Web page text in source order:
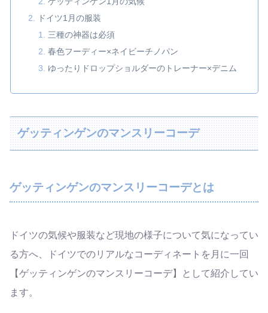
ドイツ1月の服装
三種の神器は必須
春色フーディー×ネイビーチノパン
ゆったりドロップショルダーのトレーナー×デニム
ゲッティンゲンのマンスリーコーデ
ゲッティンゲンのマンスリーコーデとは
ドイツの気候や服装など現地の様子について気になってい
る方へ、ドイツでのリアルなコーディネートを月に一回
【ゲッティンゲンのマンスリーコーデ】として紹介してい
ます。